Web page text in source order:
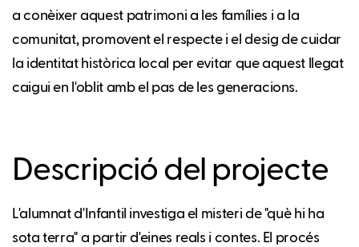
a conèixer aquest patrimoni a les famílies i a la
comunitat, promovent el respecte i el desig de cuidar
la identitat històrica local per evitar que aquest llegat
caigui en l'oblit amb el pas de les generacions.
Descripció del projecte
L'alumnat d'Infantil investiga el misteri de "què hi ha
sota terra" a partir d'eines reals i contes. El procés